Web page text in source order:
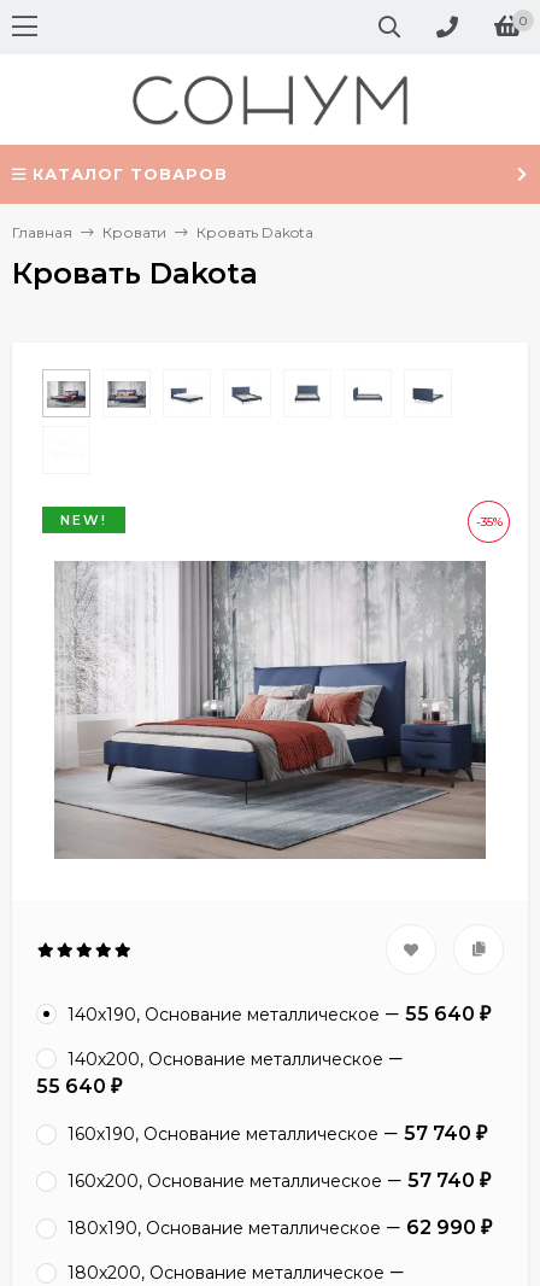
0
КАТАЛОГ ТОВАРОВ
Главная Кровати Кровать Dakota
Кровать Dakota
-35%
NEW!
140х190, Основание металлическое 55 640 ₽
140х200, Основание металлическое
55 640 ₽
160х190, Основание металлическое 57 740 ₽
160х200, Основание металлическое 57 740 ₽
180х190, Основание металлическое 62 990 ₽
180х200, Основание металлическое